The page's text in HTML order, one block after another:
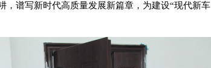
，谱写新时代高质量发展新篇章，为建设“现代新车